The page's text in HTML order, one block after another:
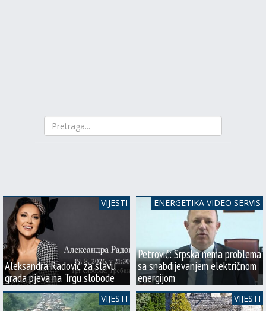
Aleksandra Radović za slavu
grada pjeva na Trgu slobode
VIJESTI
Petrović: Srpska nema problema
sa snabdijevanjem električnom
energijom
ENERGETIKA VIDEO SERVIS
VIJESTI VIJESTI